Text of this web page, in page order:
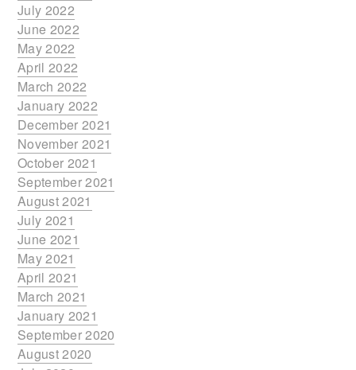
July 2022
June 2022
May 2022
April 2022
March 2022
January 2022
December 2021
November 2021
October 2021
September 2021
August 2021
July 2021
June 2021
May 2021
April 2021
March 2021
January 2021
September 2020
August 2020